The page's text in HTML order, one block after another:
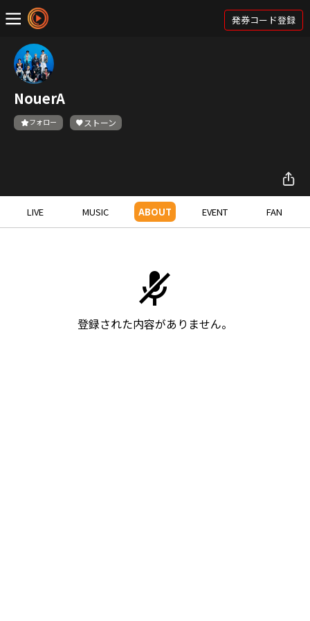
発券コード登録
NouerA
フォロー ストーン
LIVE MUSIC ABOUT EVENT FAN
登録された内容がありません。